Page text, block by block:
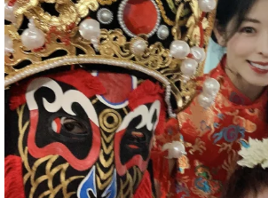
#企業公式がお疲れ様を言い合う
#旅行好きな人と繋がりたい
#一人旅
#女性マジシャン
#出張マジック
#マジシャン派遣
#イリュージョン
#和歌山県
#白浜町